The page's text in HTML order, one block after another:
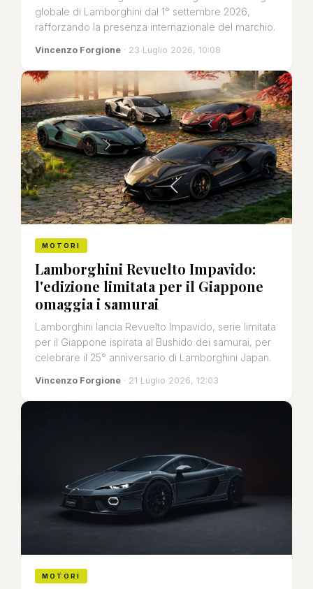
globale di Lamborghini dal 1° settembre 2026,
rafforzando la presenza internazionale del marchio.
Vincenzo Forgione · 23 Luglio 2026, 10:08
MOTORI
Lamborghini Revuelto Impavido:
l'edizione limitata per il Giappone
omaggia i samurai
Lamborghini lancia Revuelto Impavido, serie limitata
per il Giappone ispirata al Bushido dei samurai, per
celebrare il 25° anniversario di Lamborghini Japan.
Vincenzo Forgione · 21 Luglio 2026, 12:03
MOTORI